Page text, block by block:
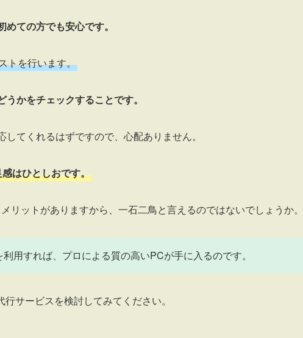
ての方でも安心です。
トを行います。
かをチェックすることです。
てくれるはずですので、心配ありません。
はひとしおです。
リットがありますから、一石二鳥と言えるのではないでしょうか。
用すれば、プロによる質の高いPCが手に入るのです。
サービスを検討してみてください。